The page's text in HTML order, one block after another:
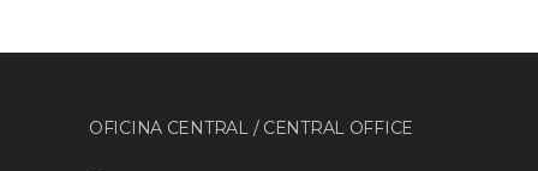
OFICINA CENTRAL / CENTRAL OFFICE